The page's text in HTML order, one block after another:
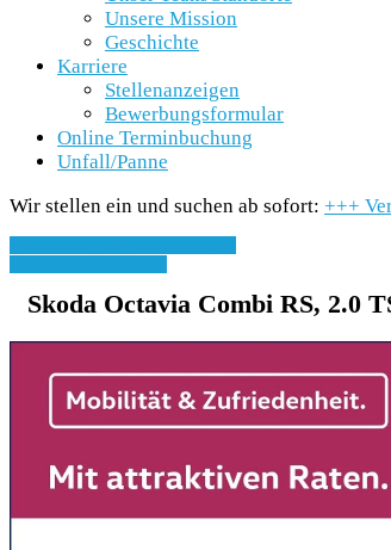
Unsere Mission
Geschichte
Karriere
Stellenanzeigen
Bewerbungsformular
Online Terminbuchung
Unfall/Panne
Wir stellen ein und suchen ab sofort: +++
Skoda Octavia Combi RS, 2.0